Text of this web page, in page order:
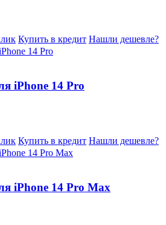
Купить в кредит Нашли дешевле?
iPhone 14 Pro
Купить в кредит Нашли дешевле?
iPhone 14 Pro Max